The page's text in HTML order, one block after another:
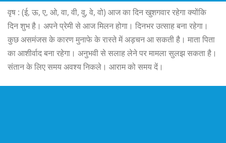
वृष : (ई, ऊ, ए, ओ, वा, वी, वु, वे, वो) आज का दिन खुशगवार रहेगा क्योंकि
दिन शुभ है। अपने प्रेमी से आज मिलन होगा। दिनभर उत्साह बना रहेगा।
कुछ असमंजस के कारण मुनाफे के रास्ते में अड़चन आ सकती है। माता पिता
का आशीर्वाद बना रहेगा। अनुभवी से सलाह लेने पर मामला सुलझ सकता है।
संतान के लिए समय अवश्य निकले। आराम को समय दें।